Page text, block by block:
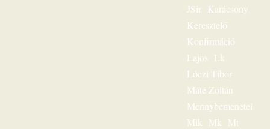
JSir Karácsony
Keresztelő
Konfirmáció
Lajos Lk
Lóczi Tibor
Máté Zoltán
Mennybemenetel
Mik
Mk
Mt